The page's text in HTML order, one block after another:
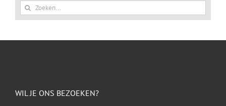
Zoeken
naar:
WIL JE ONS BEZOEKEN?